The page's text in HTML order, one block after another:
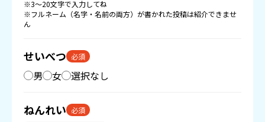
※3〜20文字で入力してね
※フルネーム（名字・名前の両方）が書かれた投稿は紹介できませ
ん
せいべつ 必須
男 女 選択なし
ねんれい 必須